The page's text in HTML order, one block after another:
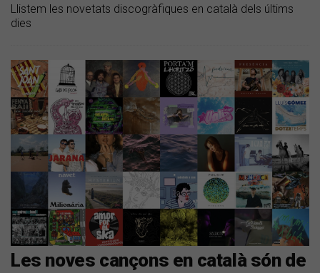
Llistem les novetats discogràfiques en català dels últims
dies
Les noves cançons en català són de